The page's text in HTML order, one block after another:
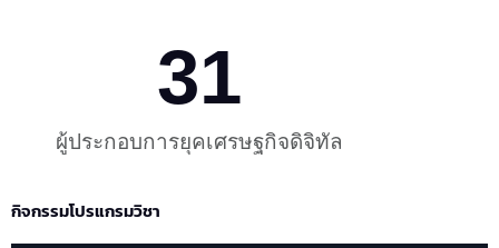
ผู้ประกอบการยุคเศรษฐกิจดิจิทัล
31
กิจกรรมโปรแกรมวิชา